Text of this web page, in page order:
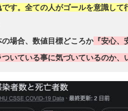
です。全ての人がゴールを意識して
の場合、数値目標どころか 『安心
ついている事に気づいているのか